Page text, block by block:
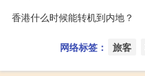
香港什么时候能转机到内地？
网络标签： 旅客